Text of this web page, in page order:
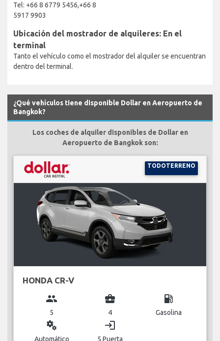
Tel: +66 8 6779 5456,+66 8
5917 9903
Ubicación del mostrador de alquileres: En el
terminal
Tanto el vehículo como el mostrador del alquiler se encuentran
dentro del terminal.
¿Qué vehículos tiene disponible Dollar en Aeropuerto de
Bangkok?
Los coches de alquiler disponibles de Dollar en
Aeropuerto de Bangkok son:
TODOTERRENO
HONDA CR-V
group
5
business_center
4
local_gas_station
Gasolina
miscellaneous_services
Automático
login
5 Puerta